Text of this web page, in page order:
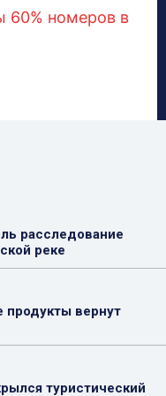
60% номеров в
расследование
реке
продукты вернут
туристический